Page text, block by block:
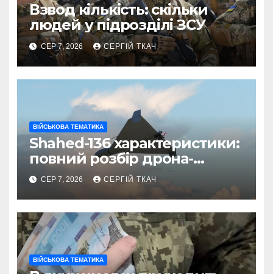
Взвод кількість: скільки
людей у підрозділі ЗСУ
СЕР 7, 2026 СЕРГІЙ ТКАЧ
ВІЙСЬКОВА ТЕМАТИКА
Shahed-136 характеристики:
повний розбір дрона-
камікадзе
СЕР 7, 2026 СЕРГІЙ ТКАЧ
ВІЙСЬКОВА ТЕМАТИКА